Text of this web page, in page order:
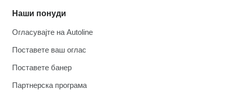
Наши понуди
Огласувајте на Autoline
Поставете ваш оглас
Поставете банер
Партнерска програма